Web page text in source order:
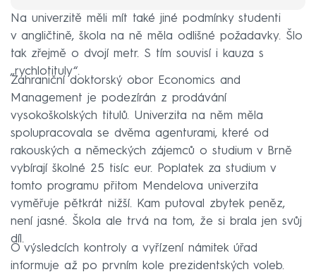
Na univerzitě měli mít také jiné podmínky studenti
v angličtině, škola na ně měla odlišné požadavky. Šlo
tak zřejmě o dvojí metr. S tím souvisí i kauza s
„rychlotituly“.
Zahraniční doktorský obor Economics and
Management je podezírán z prodávání
vysokoškolských titulů. Univerzita na něm měla
spolupracovala se dvěma agenturami, které od
rakouských a německých zájemců o studium v ​​Brně
vybírají školné 25 tisíc eur. Poplatek za studium v ​​
tomto programu přitom Mendelova univerzita
vyměřuje pětkrát nižší. Kam putoval zbytek peněz,
není jasné. Škola ale trvá na tom, že si brala jen svůj
díl.
O výsledcích kontroly a vyřízení námitek úřad
informuje až po prvním kole prezidentských voleb.